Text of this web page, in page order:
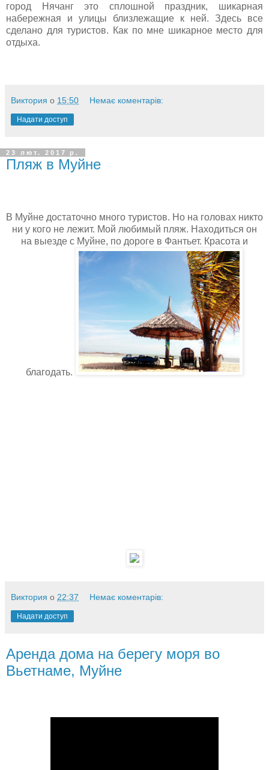
город Нячанг это сплошной праздник, шикарная
набережная и улицы близлежащие к ней. Здесь все
сделано для туристов. Как по мне шикарное место для
отдыха.
Виктория о 15:50 Немає коментарів:
Надати доступ
23 лют. 2017 р.
Пляж в Муйне
В Муйне достаточно много туристов. Но на головах никто
ни у кого не лежит. Мой любимый пляж. Находиться он
на выезде с Муйне, по дороге в Фантьет. Красота и
благодать.
Виктория о 22:37 Немає коментарів:
Надати доступ
Аренда дома на берегу моря во
Вьетнаме, Муйне